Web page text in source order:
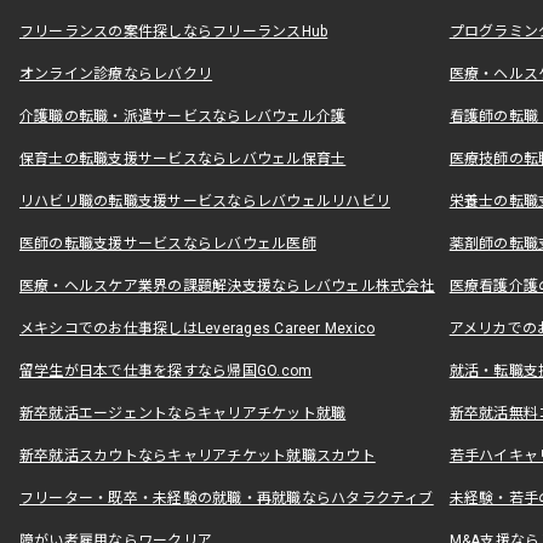
フリーランスの案件探しならフリーランスHub プログラミ
オンライン診療ならレバクリ 医療・ヘル
介護職の転職・派遣サービスならレバウェル介護 看護師の転
保育士の転職支援サービスならレバウェル保育士 医療技師の
リハビリ職の転職支援サービスならレバウェルリハビリ 栄養士の転
医師の転職支援サービスならレバウェル医師 薬剤師の転
医療・ヘルスケア業界の課題解決支援ならレバウェル株式会社 医療看護介
メキシコでのお仕事探しはLeverages Career Mexico アメリカで
留学生が日本で仕事を探すなら帰国GO.com 就活・転職
新卒就活エージェントならキャリアチケット就職 新卒就活無料
新卒就活スカウトならキャリアチケット就職スカウト 若手ハイキ
フリーター・既卒・未経験の就職・再就職ならハタラクティブ 未経験・若手